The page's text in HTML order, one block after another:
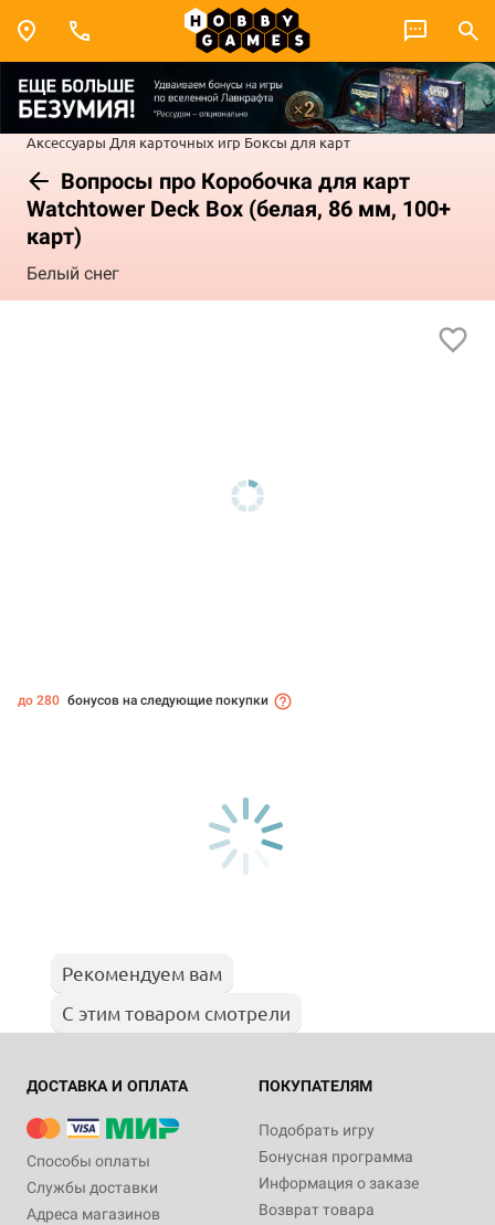
Аксессуары Для карточных игр Боксы для карт
Вопросы про Коробочка для карт
Watchtower Deck Box (белая, 86 мм, 100+
карт)
Белый снег
до 280 бонусов на следующие покупки
Рекомендуем вам
С этим товаром смотрели
ДОСТАВКА И ОПЛАТА
Способы оплаты
Службы доставки
Адреса магазинов
ПОКУПАТЕЛЯМ
Подобрать игру
Бонусная программа
Информация о заказе
Возврат товара